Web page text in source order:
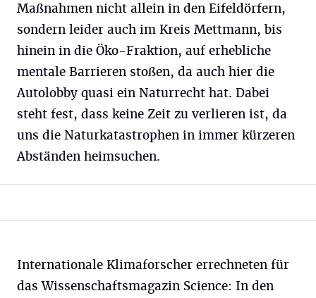
Maßnahmen nicht allein in den Eifeldörfern,
sondern leider auch im Kreis Mettmann, bis
hinein in die Öko-Fraktion, auf erhebliche
mentale Barrieren stoßen, da auch hier die
Autolobby quasi ein Naturrecht hat. Dabei
steht fest, dass keine Zeit zu verlieren ist, da
uns die Naturkatastrophen in immer kürzeren
Abständen heimsuchen.
Internationale Klimaforscher errechneten für
das Wissenschaftsmagazin Science: In den